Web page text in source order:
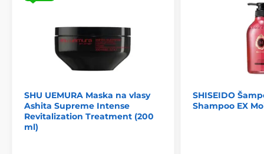
SHU UEMURA Maska na vlasy
Ashita Supreme Intense
Revitalization Treatment (200
ml)
SHISEIDO
Shampoo EX